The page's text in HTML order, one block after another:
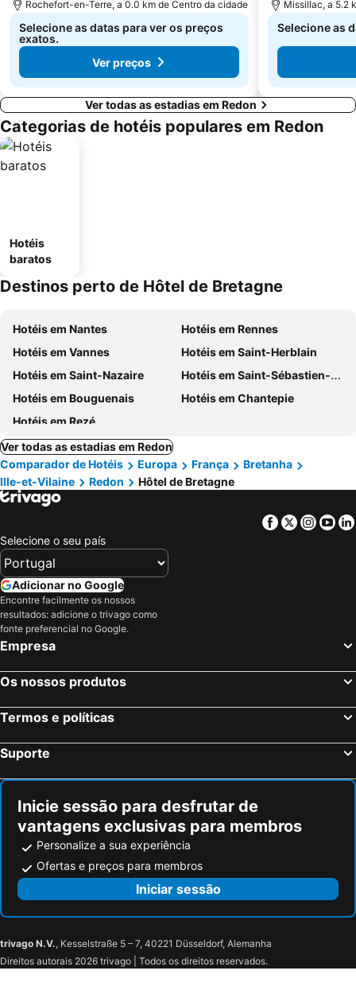
Rochefort-en-Terre, a 0.0 km de Centro da cidade
Selecione as datas para ver os preços
exatos.
Ver preços
Missillac, a 5.2
Selecione as
Ver todas as estadias em Redon
Categorias de hotéis populares em Redon
Hotéis
baratos
Destinos perto de Hôtel de Bretagne
Hotéis em Nantes
Hotéis em Rennes
Hotéis em Vannes
Hotéis em Saint-Herblain
Hotéis em Saint-Nazaire
Hotéis em Saint-Sébastien-sur-Loire
Hotéis em Bouguenais
Hotéis em Chantepie
Hotéis em Rezé
Ver todas as estadias em Redon
Comparador de Hotéis
Europa França
Bretanha
Ille-et-Vilaine
Redon Hôtel de Bretagne
Facebook
Twitter
Selecione o seu país
Adicionar no Google
Encontre facilmente os nossos
resultados: adicione o trivago como
fonte preferencial no Google.
Empresa
Os nossos produtos
Termos e políticas
Suporte
Inicie sessão para desfrutar de
vantagens exclusivas para membros
Personalize a sua experiência
Ofertas e preços para membros
Iniciar sessão
trivago N.V., Kesselstraße 5 – 7, 40221 Düsseldorf, Alemanha
Direitos autorais 2026 trivago | Todos os direitos reservados.